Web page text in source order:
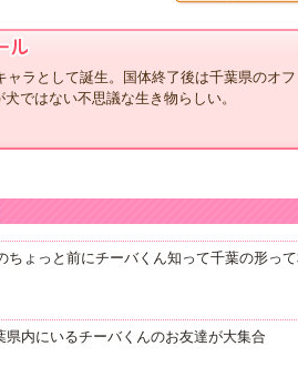
ラとして誕生。国体終了後は千葉県のオ
ではない不思議な生き物らしい。
ちょっと前にチーバくん知って千葉の形っ
県内にいるチーバくんのお友達が大集合